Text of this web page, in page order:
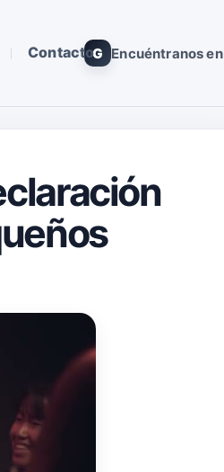
ContactoG Encuéntranos en